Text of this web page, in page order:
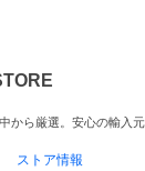
ら厳選。安心の輸入元
ストア情報